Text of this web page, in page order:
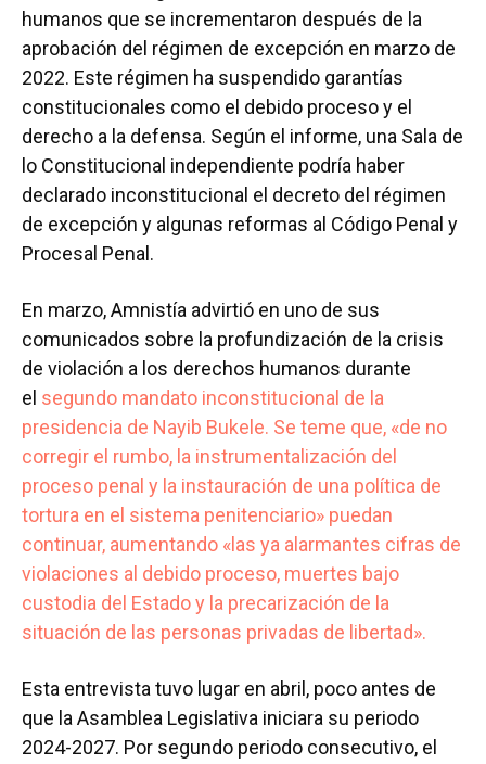
humanos que se incrementaron después de la
aprobación del régimen de excepción en marzo de
2022. Este régimen ha suspendido garantías
constitucionales como el debido proceso y el
derecho a la defensa. Según el informe, una Sala de
lo Constitucional independiente podría haber
declarado inconstitucional el decreto del régimen
de excepción y algunas reformas al Código Penal y
Procesal Penal.
En marzo, Amnistía advirtió en uno de sus
comunicados sobre la profundización de la crisis
de violación a los derechos humanos durante
el segundo mandato inconstitucional de la
presidencia de Nayib Bukele. Se teme que, «de no
corregir el rumbo, la instrumentalización del
proceso penal y la instauración de una política de
tortura en el sistema penitenciario» puedan
continuar, aumentando «las ya alarmantes cifras de
violaciones al debido proceso, muertes bajo
custodia del Estado y la precarización de la
situación de las personas privadas de libertad».
Esta entrevista tuvo lugar en abril, poco antes de
que la Asamblea Legislativa iniciara su periodo
2024-2027. Por segundo periodo consecutivo, el